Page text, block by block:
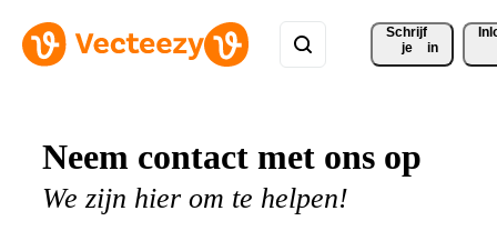
Schrijf
je
in
Neem contact met ons op
We zijn hier om te helpen!